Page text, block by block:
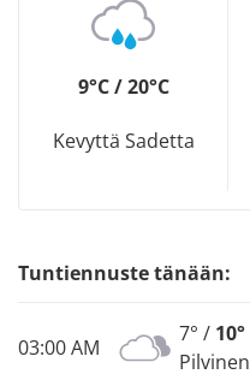
9°C / 20°C
Kevyttä Sadetta
Tuntiennuste tänään:
03:00 AM
7° / 10°
Pilvinen